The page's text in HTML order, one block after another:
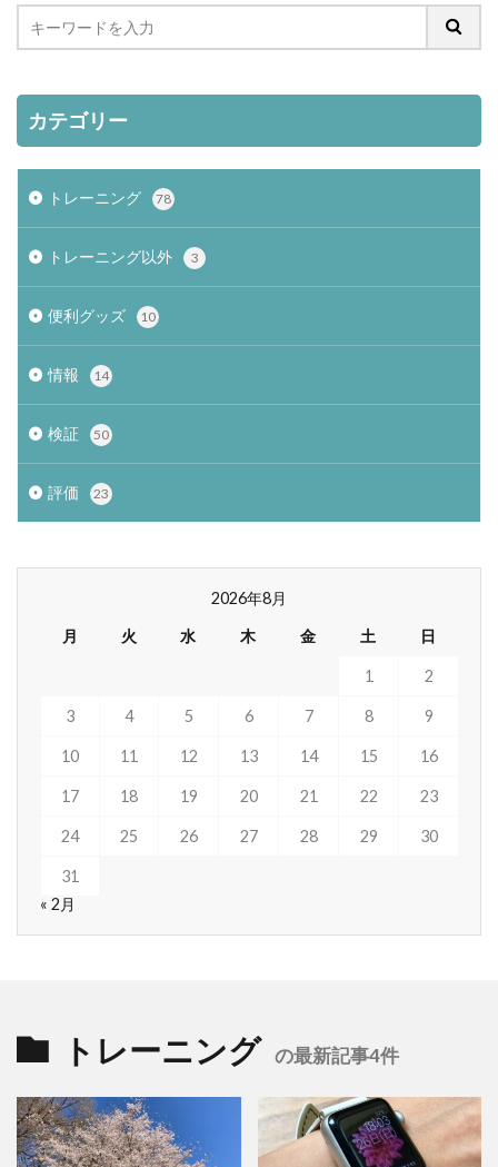
カテゴリー
トレーニング 78
トレーニング以外 3
便利グッズ 10
情報 14
検証 50
評価 23
2026年8月
月
火 水 木 金 土 日
1 2
3 4 5 6 7 8 9
10 11 12 13 14 15 16
17 18 19 20 21 22 23
24 25 26 27 28 29 30
31
« 2月
トレーニング の最新記事4件